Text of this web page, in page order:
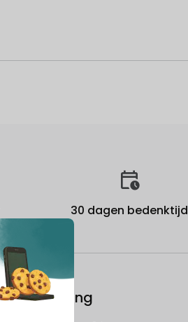
30 dagen bedenktijd
Refurbishing